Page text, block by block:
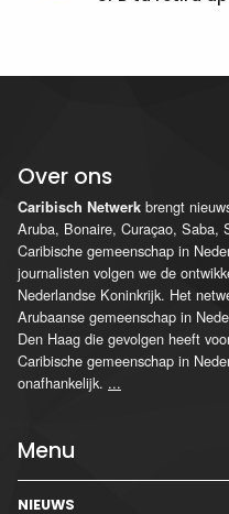
Over ons
Caribisch Netwerk brengt
Aruba, Bonaire, Curaçao, Saba,
Caribische gemeenschap in
journalisten volgen we de
Nederlandse Koninkrijk. Het
Arubaanse gemeenschap in
Den Haag die gevolgen heeft
Caribische gemeenschap in
onafhankelijk. ...
Menu
NIEUWS